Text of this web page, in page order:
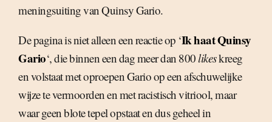
meningsuiting van Quinsy Gario.
De pagina is niet alleen een reactie op ‘Ik haat Quinsy
Gario‘, die binnen een dag meer dan 800likeskreeg
en volstaat met oproepen Gario op een afschuwelijke
wijze te vermoorden en met racistisch vitriool, maar
waar geen blote tepel opstaat en dus geheel in